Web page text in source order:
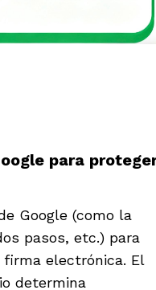
para
Google (como la
pasos, etc.) para
electrónica. El
determina